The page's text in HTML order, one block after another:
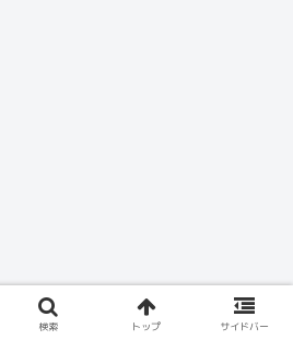
検索 トップ サイドバー